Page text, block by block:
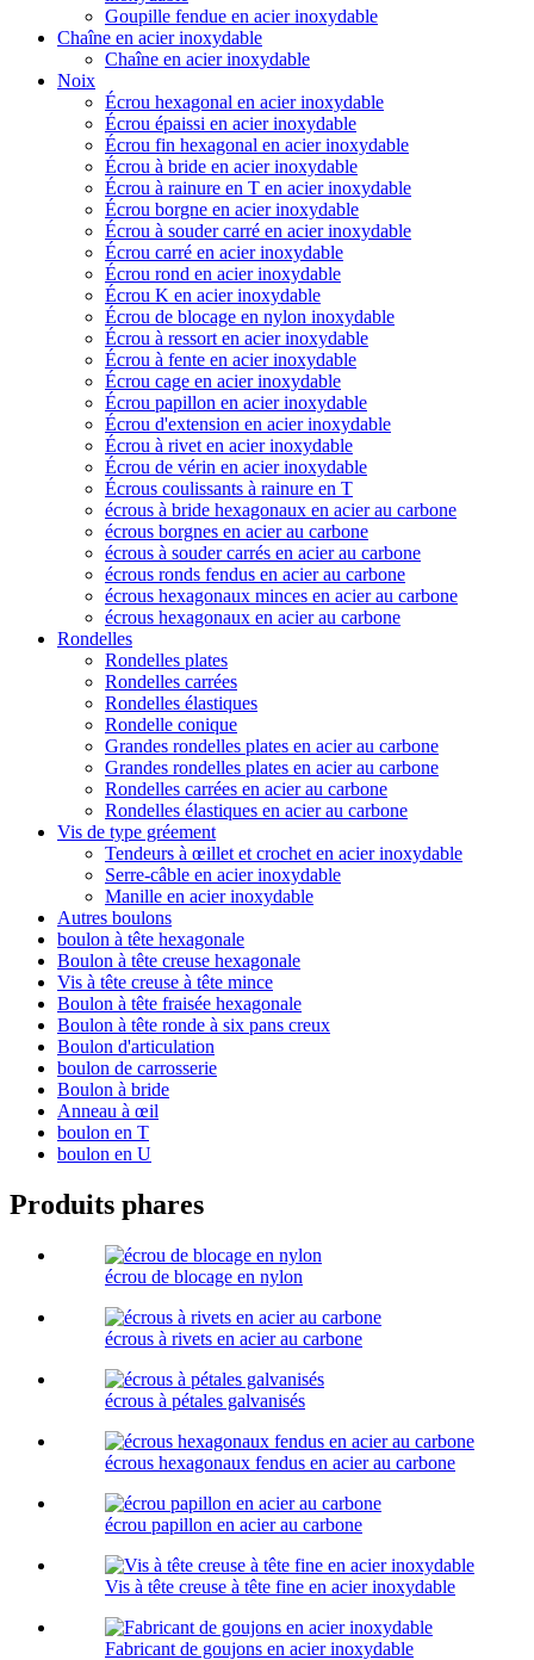
Goupille fendue en acier inoxydable
Chaîne en acier inoxydable
Chaîne en acier inoxydable
Noix
Écrou hexagonal en acier inoxydable
Écrou épaissi en acier inoxydable
Écrou fin hexagonal en acier inoxydable
Écrou à bride en acier inoxydable
Écrou à rainure en T en acier inoxydable
Écrou borgne en acier inoxydable
Écrou à souder carré en acier inoxydable
Écrou carré en acier inoxydable
Écrou rond en acier inoxydable
Écrou K en acier inoxydable
Écrou de blocage en nylon inoxydable
Écrou à ressort en acier inoxydable
Écrou à fente en acier inoxydable
Écrou cage en acier inoxydable
Écrou papillon en acier inoxydable
Écrou d'extension en acier inoxydable
Écrou à rivet en acier inoxydable
Écrou de vérin en acier inoxydable
Écrous coulissants à rainure en T
écrous à bride hexagonaux en acier au carbone
écrous borgnes en acier au carbone
écrous à souder carrés en acier au carbone
écrous ronds fendus en acier au carbone
écrous hexagonaux minces en acier au carbone
écrous hexagonaux en acier au carbone
Rondelles
Rondelles plates
Rondelles carrées
Rondelles élastiques
Rondelle conique
Grandes rondelles plates en acier au carbone
Grandes rondelles plates en acier au carbone
Rondelles carrées en acier au carbone
Rondelles élastiques en acier au carbone
Vis de type gréement
Tendeurs à œillet et crochet en acier inoxydable
Serre-câble en acier inoxydable
Manille en acier inoxydable
Autres boulons
boulon à tête hexagonale
Boulon à tête creuse hexagonale
Vis à tête creuse à tête mince
Boulon à tête fraisée hexagonale
Boulon à tête ronde à six pans creux
Boulon d'articulation
boulon de carrosserie
Boulon à bride
Anneau à œil
boulon en T
boulon en U
Produits phares
écrou de blocage en nylon
écrous à rivets en acier au carbone
écrous à pétales galvanisés
écrous hexagonaux fendus en acier au carbone
écrou papillon en acier au carbone
Vis à tête creuse à tête fine en acier inoxydable
Fabricant de goujons en acier inoxydable